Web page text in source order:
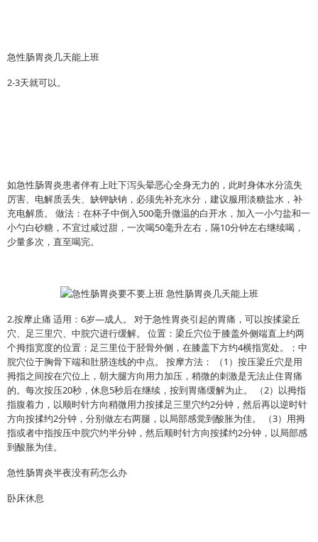
急性肠胃炎几天能上班
2-3天就可以。
如急性肠胃炎患者伴有上吐下泻头晕恶心全身无力的，此时身体水分流失
厉害、电解质丢失、缺钾缺钠，必须先补充水分，建议服用淡糖盐水，补
充电解质。 做法：在杯子中倒入500毫升微温的白开水，加入一小勺盐和一
小勺白砂糖，不宜过咸过甜，一次喝50毫升左右，隔10分钟左右继续喝，
少量多次，直至喝完。
2.按摩止痛 适用：6岁—成人。 对于急性胃炎引起的胃痛，可以按揉梁丘
穴、足三里穴、中脘穴进行缓解。 位置：梁丘穴位于膝盖外侧端直上约两
个拇指宽度的位置；足三里位于胫骨外侧，在膝盖下方约4横指宽处。；中
脘穴位于胸骨下端和肚脐连线的中点。 按摩方法： （1）按压梁丘穴是用
拇指之间按在穴位上，朝大腿方向用力加压，稍微的刺激是无法止住胃痛
的。每次按压20秒，休息5秒后在继续，按到胃痛缓解为止。 （2）以拇指
指腹着力，以顺时针方向稍微用力按揉足三里穴约2分钟，然后再以逆时针
方向按揉约2分钟，分别做左右两腿，以局部感觉到酸胀为佳。 （3）用拇
指或者中指按压中脘穴约半分钟，然后顺时针方向按揉约2分钟，以局部感
到酸胀为佳。
急性肠胃炎半夜没有药怎么办
卧床休息